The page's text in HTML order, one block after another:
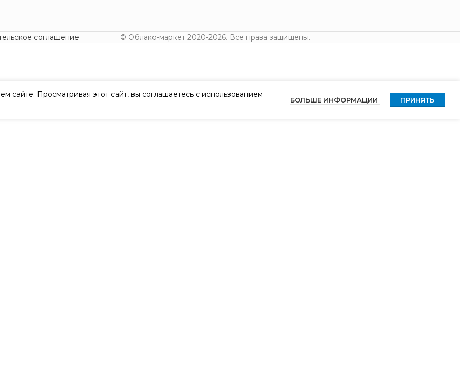
соглашение © Облако-маркет 2020-2026. Все права защищены.
Просматривая этот сайт, вы соглашаетесь с использованием
БОЛЬШЕ ИНФОРМАЦИИ ПРИНЯТЬ